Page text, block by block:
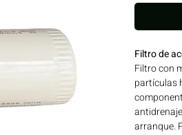
Filtro de
Filtro con
partículas
arranque.